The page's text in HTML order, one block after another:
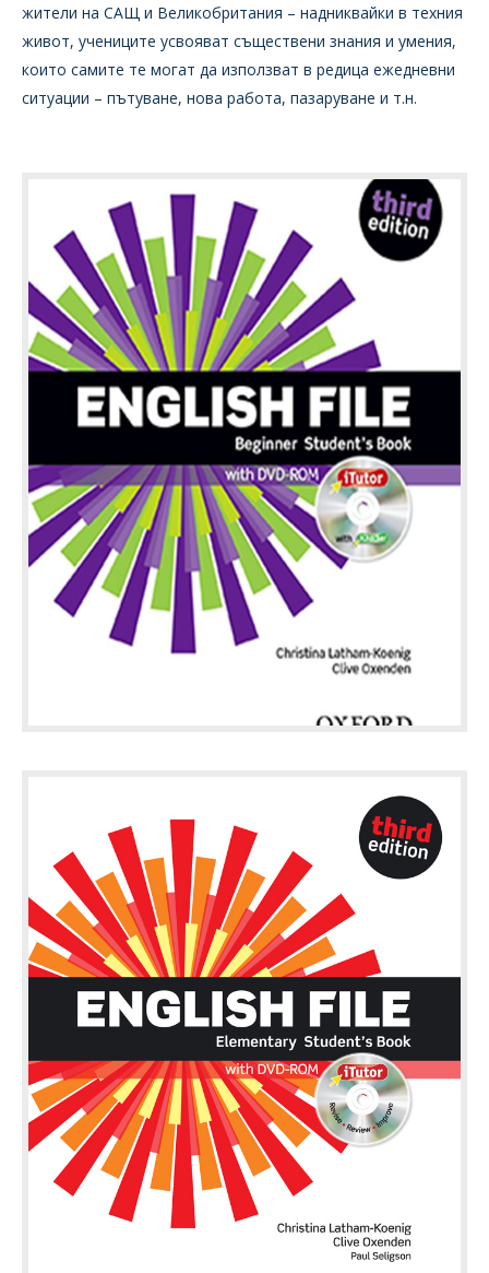
жители на САЩ и Великобритания – надниквайки в техния
живот, учениците усвояват съществени знания и умения,
които самите те могат да използват в редица ежедневни
ситуации – пътуване, нова работа, пазаруване и т.н.